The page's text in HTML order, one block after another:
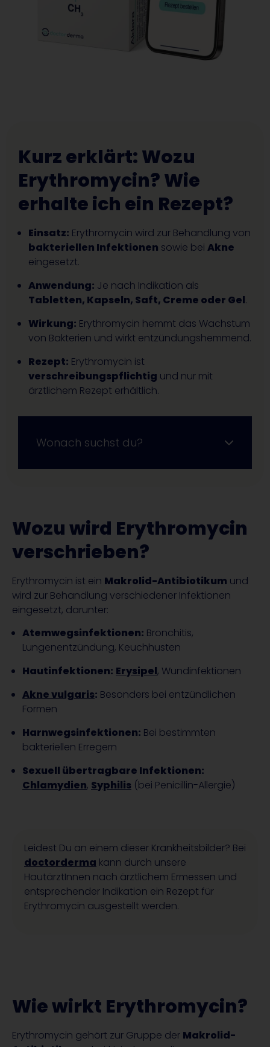
Kurz erklärt: Wozu
Erythromycin? Wie
erhalte ich ein Rezept?
Einsatz: Erythromycin wird zur Behandlung von
bakteriellen Infektionen sowie bei Akne
eingesetzt.
Anwendung: Je nach Indikation als
Tabletten, Kapseln, Saft, Creme oder Gel.
Wirkung: Erythromycin hemmt das Wachstum
von Bakterien und wirkt entzündungshemmend.
Rezept: Erythromycin ist
verschreibungspflichtig und nur mit
ärztlichem Rezept erhältlich.
Wonach suchst du?
Wozu wird Erythromycin
verschrieben?
Erythromycin ist ein Makrolid-Antibiotikum und
wird zur Behandlung verschiedener Infektionen
eingesetzt, darunter:
Atemwegsinfektionen: Bronchitis,
Lungenentzündung, Keuchhusten
Hautinfektionen: Erysipel, Wundinfektionen
Akne vulgaris: Besonders bei entzündlichen
Formen
Harnwegsinfektionen: Bei bestimmten
bakteriellen Erregern
Sexuell übertragbare Infektionen:
Chlamydien, Syphilis (bei Penicillin-Allergie)
Leidest Du an einem dieser Krankheitsbilder? Bei
doctorderma kann durch unsere
HautärztInnen nach ärztlichem Ermessen und
entsprechender Indikation ein Rezept für
Erythromycin ausgestellt werden.
Wie wirkt Erythromycin?
Erythromycin gehört zur Gruppe der Makrolid-